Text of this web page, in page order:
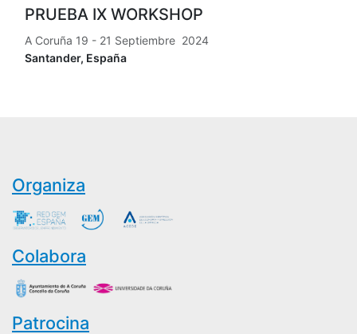
PRUEBA IX WORKSHOP
A Coruña 19 - 21 Septiembre 2024
Santander, España
Organiza
Colabora
Patrocina